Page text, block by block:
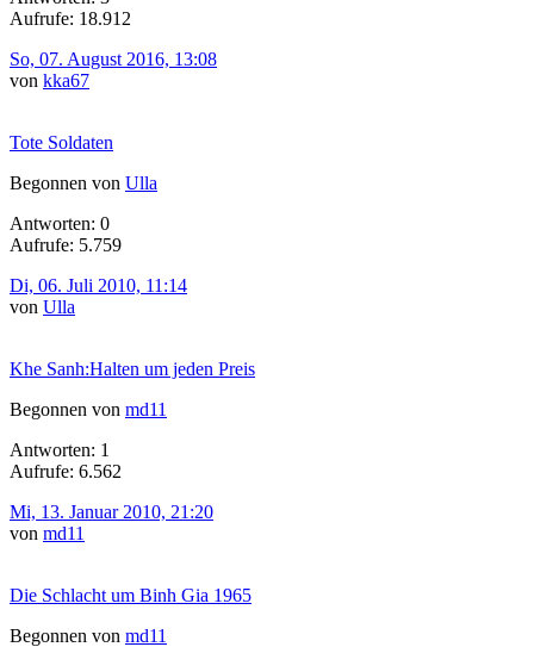
Aufrufe: 18.912
So, 07. August 2016, 13:08
von kka67
Tote Soldaten
Begonnen von Ulla
Antworten: 0
Aufrufe: 5.759
Di, 06. Juli 2010, 11:14
von Ulla
Khe Sanh:Halten um jeden Preis
Begonnen von md11
Antworten: 1
Aufrufe: 6.562
Mi, 13. Januar 2010, 21:20
von md11
Die Schlacht um Binh Gia 1965
Begonnen von md11